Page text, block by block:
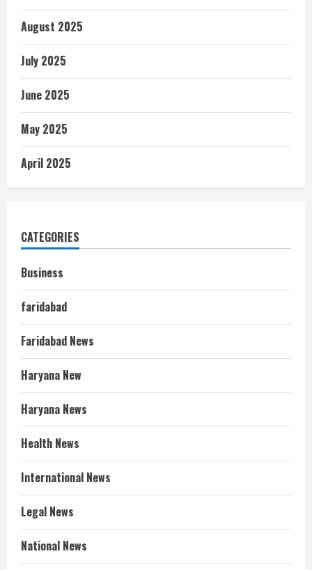
August 2025
July 2025
June 2025
May 2025
April 2025
CATEGORIES
Business
faridabad
Faridabad News
Haryana New
Haryana News
Health News
International News
Legal News
National News